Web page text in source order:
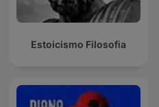
Estoicismo Filosofia